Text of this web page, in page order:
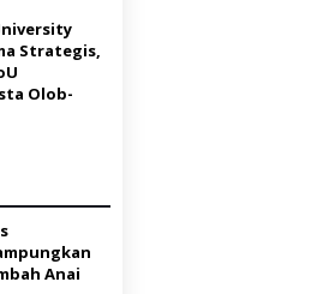
Strategis,
Olob-
Anai